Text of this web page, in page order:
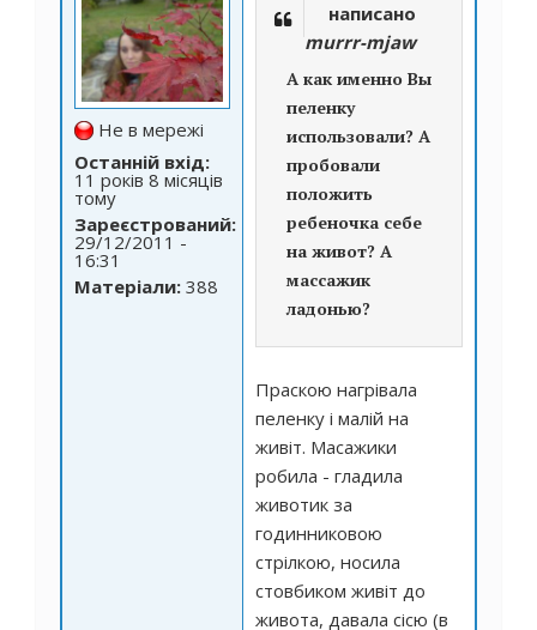
Не в мережі
Останній вхід:
11 років 8 місяців
тому
Зареєстрований:
29/12/2011 -
16:31
Матеріали: 388
написано
murrr-mjaw
А как именно Вы
пеленку
использовали? А
пробовали
положить
ребеночка себе
на живот? А
массажик
ладонью?
Праскою нагрівала
пеленку і малій на
живіт. Масажики
робила - гладила
животик за
годинниковою
стрілкою, носила
стовбиком живіт до
живота, давала сісю (в